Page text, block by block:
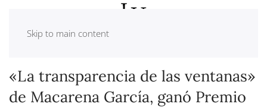
Skip to main content
«La transparencia de las ventanas»
de Macarena García, ganó Premio